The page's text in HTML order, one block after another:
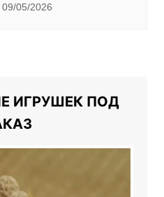
09/05/2026
ИГРУШЕК ПОД